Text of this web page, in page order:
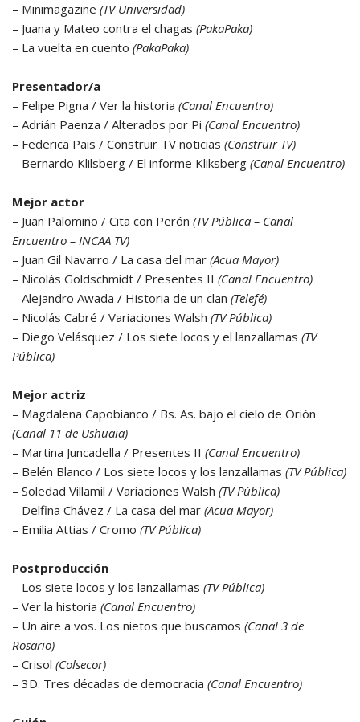
– Minimagazine (TV Universidad)
– Juana y Mateo contra el chagas (PakaPaka)
– La vuelta en cuento (PakaPaka)
Presentador/a
– Felipe Pigna / Ver la historia (Canal Encuentro)
– Adrián Paenza / Alterados por Pi (Canal Encuentro)
– Federica Pais / Construir TV noticias (Construir TV)
– Bernardo Klilsberg / El informe Kliksberg (Canal Encuentro)
Mejor actor
– Juan Palomino / Cita con Perón (TV Pública – Canal
Encuentro – INCAA TV)
– Juan Gil Navarro / La casa del mar (Acua Mayor)
– Nicolás Goldschmidt / Presentes II (Canal Encuentro)
– Alejandro Awada / Historia de un clan (Telefé)
– Nicolás Cabré / Variaciones Walsh (TV Pública)
– Diego Velásquez / Los siete locos y el lanzallamas (TV
Pública)
Mejor actriz
– Magdalena Capobianco / Bs. As. bajo el cielo de Orión
(Canal 11 de Ushuaia)
– Martina Juncadella / Presentes II (Canal Encuentro)
– Belén Blanco / Los siete locos y los lanzallamas (TV Pública)
– Soledad Villamil / Variaciones Walsh (TV Pública)
– Delfina Chávez / La casa del mar (Acua Mayor)
– Emilia Attias / Cromo (TV Pública)
Postproducción
– Los siete locos y los lanzallamas (TV Pública)
– Ver la historia (Canal Encuentro)
– Un aire a vos. Los nietos que buscamos (Canal 3 de
Rosario)
– Crisol (Colsecor)
– 3D. Tres décadas de democracia (Canal Encuentro)